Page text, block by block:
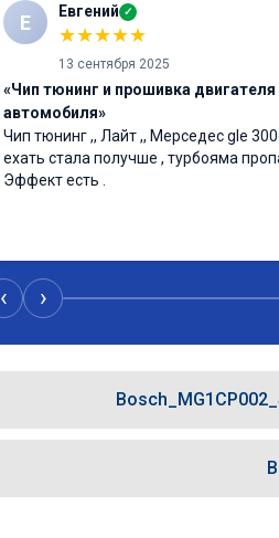
Е Евгений ✓
★★★★★
13 сентября 2025
«Чип тюнинг и прошивка двигателя
автомобиля»
Чип тюнинг ,, Лайт ,, Мерседес gle
ехать стала получше , турбояма
Эффект есть .
‹ ›